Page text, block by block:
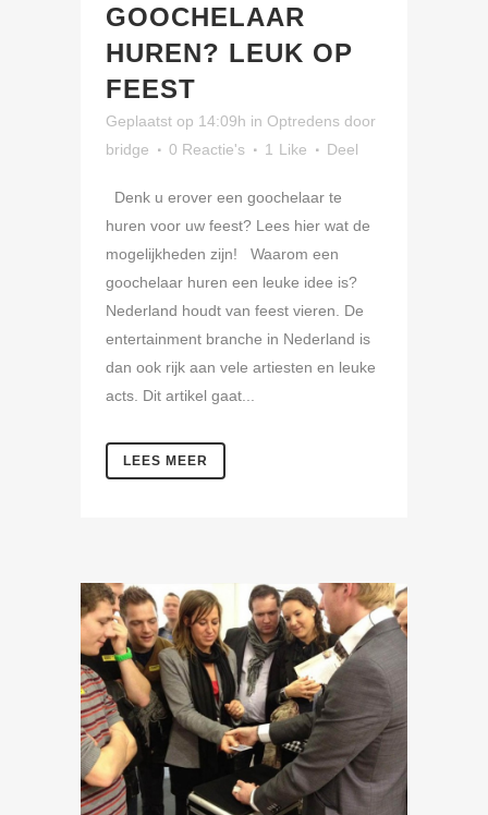
GOOCHELAAR
HUREN? LEUK OP
FEEST
Geplaatst op 14:09h in Optredens door
bridge
0 Reactie's 1 Like Deel
Denk u erover een goochelaar te
huren voor uw feest? Lees hier wat de
mogelijkheden zijn! Waarom een
goochelaar huren een leuke idee is?
Nederland houdt van feest vieren. De
entertainment branche in Nederland is
dan ook rijk aan vele artiesten en leuke
acts. Dit artikel gaat...
LEES MEER